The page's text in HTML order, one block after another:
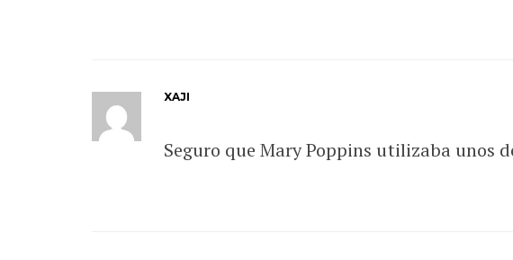
XAJI
Seguro que Mary Poppins utilizaba unos